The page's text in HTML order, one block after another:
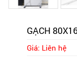
GẠCH
Giá: Liên hệ